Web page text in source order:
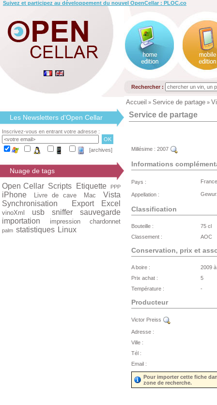
Suivez et participez au développement du nouvel OpenCellar : PLOC.co
Rechercher :
Accueil » Service de partage »
Les Newsletters d'Open Cellar
Inscrivez-vous en entrant votre adresse :
[archives]
Nuage de tags
Open Cellar Scripts Etiquette PPP
iPhone Livre de cave Mac
Vista
Synchronisation
Export Excel
vinoXml usb sniffer
sauvegarde
importation
impression chardonnet
palm statistiques Linux
Service de partage
Millésime : 2007
Informations
Pays :
Appellation :
Classification
Bouteille :
75 cl
Classement :
AOC
Conservation, prix et
A boire :
2009
Prix achat :
5
Température :
-
Producteur
Victor Preiss
Adresse :
Ville :
Tél :
Email :
Pour importer cette fiche
zone de recherche.